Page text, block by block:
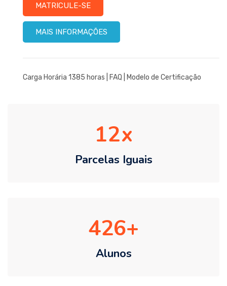
MATRICULE-SE
MAIS INFORMAÇÕES
Carga Horária 1385 horas | FAQ Modelo de Certificação
12
Parcelas Iguais
426
Alunos